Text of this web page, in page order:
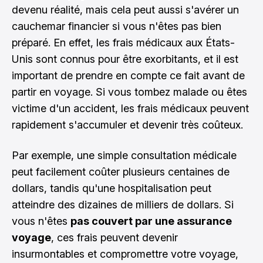
devenu réalité, mais cela peut aussi s'avérer un
cauchemar financier si vous n'êtes pas bien
préparé. En effet, les frais médicaux aux États-
Unis sont connus pour être exorbitants, et il est
important de prendre en compte ce fait avant de
partir en voyage. Si vous tombez malade ou êtes
victime d'un accident, les frais médicaux peuvent
rapidement s'accumuler et devenir très coûteux.
Par exemple, une simple consultation médicale
peut facilement coûter plusieurs centaines de
dollars, tandis qu'une hospitalisation peut
atteindre des dizaines de milliers de dollars. Si
vous n'êtes pas couvert par une assurance
voyage, ces frais peuvent devenir
insurmontables et compromettre votre voyage,